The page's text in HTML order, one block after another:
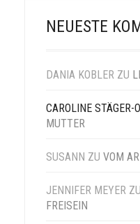
NEUESTE
DANIA KOBLER ZU
CAROLINE STÄGER-
MUTTER
SUSANN ZU VOM
JENNIFER MEYER ZU
FREISEIN